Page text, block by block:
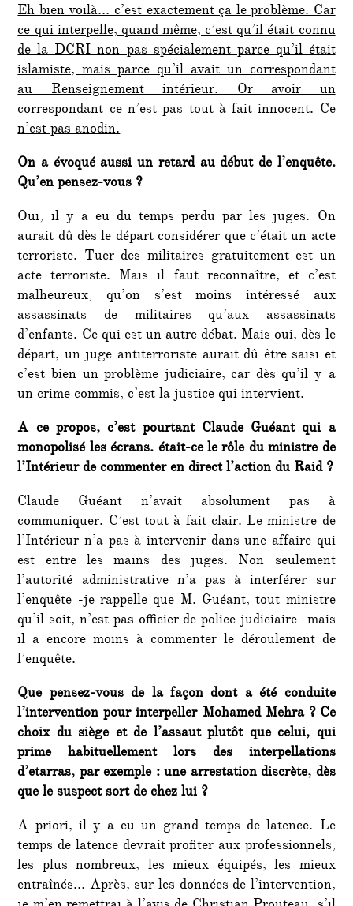
Eh bien voilà… c’est exactement ça le problème. Car
ce qui interpelle, quand même, c’est qu’il était connu
de la DCRI non pas spécialement parce qu’il était
islamiste, mais parce qu’il avait un correspondant
au Renseignement intérieur. Or avoir un
correspondant ce n’est pas tout à fait innocent. Ce
n’est pas anodin.
On a évoqué aussi un retard au début de l’enquête.
Qu’en pensez-vous ?
Oui, il y a eu du temps perdu par les juges. On
aurait dû dès le départ considérer que c’était un acte
terroriste. Tuer des militaires gratuitement est un
acte terroriste. Mais il faut reconnaître, et c’est
malheureux, qu’on s’est moins intéressé aux
assassinats de militaires qu’aux assassinats
d’enfants. Ce qui est un autre débat. Mais oui, dès le
départ, un juge antiterroriste aurait dû être saisi et
c’est bien un problème judiciaire, car dès qu’il y a
un crime commis, c’est la justice qui intervient.
A ce propos, c’est pourtant Claude Guéant qui a
monopolisé les écrans. était-ce le rôle du ministre de
l’Intérieur de commenter en direct l’action du Raid ?
Claude Guéant n’avait absolument pas à
communiquer. C’est tout à fait clair. Le ministre de
l’Intérieur n’a pas à intervenir dans une affaire qui
est entre les mains des juges. Non seulement
l’autorité administrative n’a pas à interférer sur
l’enquête -je rappelle que M. Guéant, tout ministre
qu’il soit, n’est pas officier de police judiciaire- mais
il a encore moins à commenter le déroulement de
l’enquête.
Que pensez-vous de la façon dont a été conduite
l’intervention pour interpeller Mohamed Mehra ? Ce
choix du siège et de l’assaut plutôt que celui, qui
prime habituellement lors des interpellations
d’etarras, par exemple : une arrestation discrète, dès
que le suspect sort de chez lui ?
A priori, il y a eu un grand temps de latence. Le
temps de latence devrait profiter aux professionnels,
les plus nombreux, les mieux équipés, les mieux
entraînés… Après, sur les données de l’intervention,